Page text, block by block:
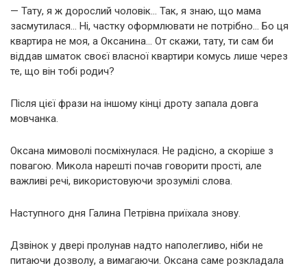
— Тату, я ж дорослий чоловік… Так, я знаю, що мама
засмутилася… Ні, частку оформлювати не потрібно… Бо ця
квартира не моя, а Оксанина… От скажи, тату, ти сам би
віддав шматок своєї власної квартири комусь лише через
те, що він тобі родич?
Після цієї фрази на іншому кінці дроту запала довга
мовчанка.
Оксана мимоволі посміхнулася. Не радісно, а скоріше з
повагою. Микола нарешті почав говорити прості, але
важливі речі, використовуючи зрозумілі слова.
Наступного дня Галина Петрівна приїхала знову.
Дзвінок у двері пролунав надто наполегливо, ніби не
питаючи дозволу, а вимагаючи. Оксана саме розкладала